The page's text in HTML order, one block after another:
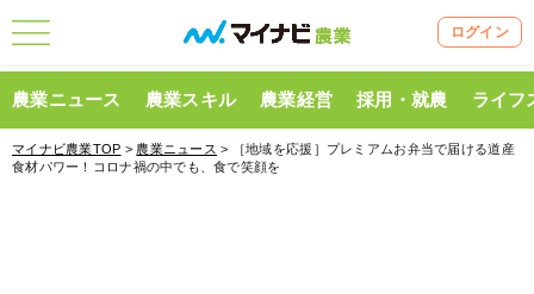
ログイン
農業ニュース 農業スキル 農業経営 採用・就農 ライフ
マイナビ農業TOP > 農業ニュース > ［地域を応援］プレミアムお弁当で届ける道産
食材パワー！コロナ禍の中でも、食で笑顔を